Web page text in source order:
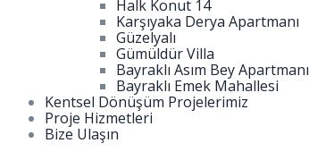
Halk Konut 14
Karşıyaka Derya Apartmanı
Güzelyalı
Gümüldür Villa
Bayraklı Asım Bey Apartmanı
Bayraklı Emek Mahallesi
Kentsel Dönüşüm Projelerimiz
Proje Hizmetleri
Bize Ulaşın